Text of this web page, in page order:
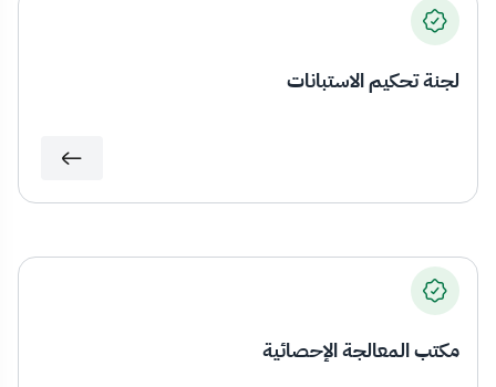
لجنة تحكيم الاستبانات
مكتب المعالجة الإحصائية